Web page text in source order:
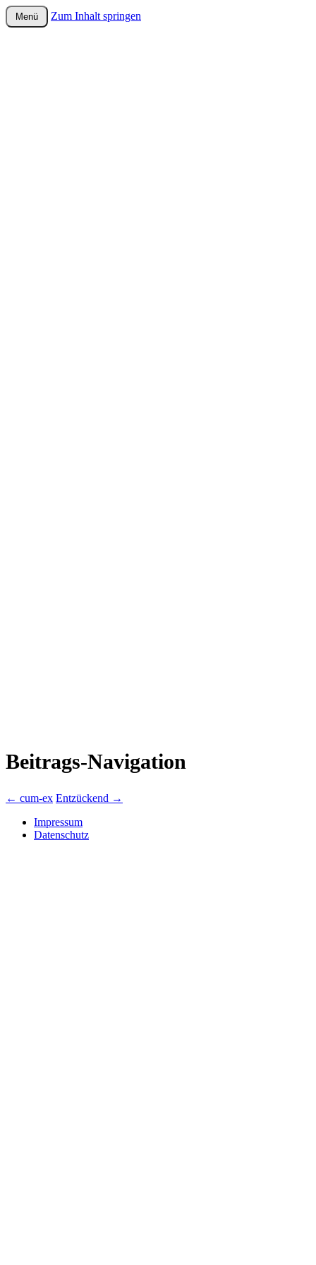
wurster-cartoon-blog.de
Menü Zum Inhalt springen
Beitrags-Navigation
← cum-ex Entzückend →
Impressum
Datenschutz